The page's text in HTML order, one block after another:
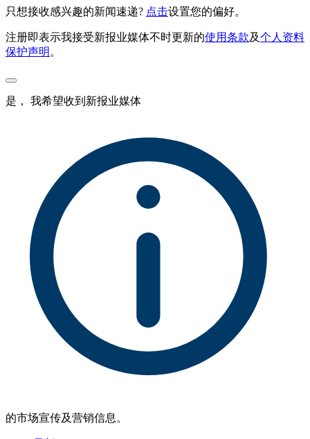
只想接收感兴趣的新闻速递? 点击设置您的偏好。
注册即表示我接受新报业媒体不时更新的使用条款及个人资料
保护声明 。
是， 我希望收到新报业媒体
的市场宣传及营销信息。